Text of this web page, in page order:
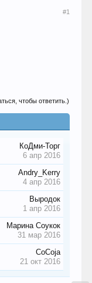
#1
чтобы ответить.)
КоДми-Торг
6 апр 2016
Andry_Kerry
4 апр 2016
Выродок
1 апр 2016
Марина Соукок
31 мар 2016
CoCoja
21 окт 2016